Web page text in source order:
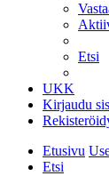
Etsi
UKK
Kirjaudu
Etusivu
Etsi